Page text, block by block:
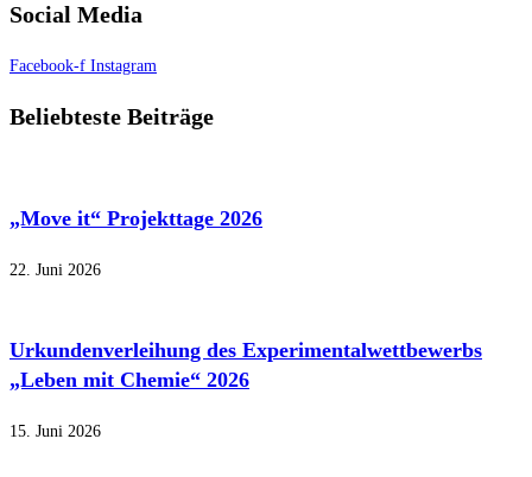
Social Media
Facebook-f Instagram
Beliebteste Beiträge
„Move it“ Projekttage 2026
22. Juni 2026
Urkundenverleihung des Experimentalwettbewerbs
„Leben mit Chemie“ 2026
15. Juni 2026